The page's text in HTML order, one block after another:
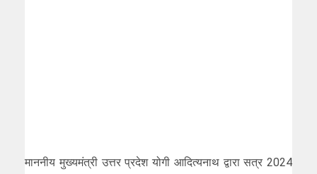
माननीय मुख्यमंत्री उत्तर प्रदेश योगी आदित्यनाथ द्वारा सत्र 2024